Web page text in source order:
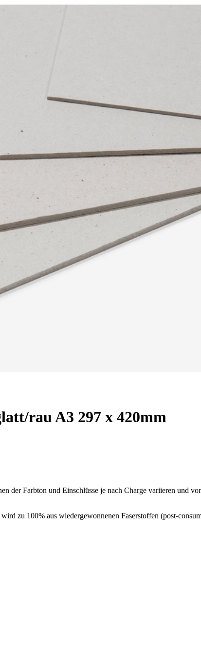
rau A3 297 x 420mm
der Farbton und Einschlüsse je nach Charge variieren und
zu 100% aus wiedergewonnenen Faserstoffen (post-